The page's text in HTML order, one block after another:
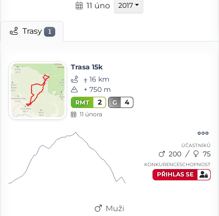
11 úno 2017
Trasy 1
Trasa 15k
⨦ 16 km
+ 750 m
RMT 2 G 4
11 února
ÚČASTNÍKŮ
200 75
KONKURENCESCHOPNOST
PŘIHLAS SE
Muži